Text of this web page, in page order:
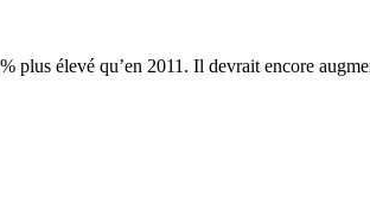
plus élevé qu’en 2011. Il devrait encore